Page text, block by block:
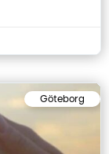
Göteborg